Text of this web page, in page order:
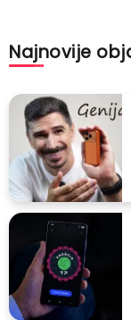
Najnovije